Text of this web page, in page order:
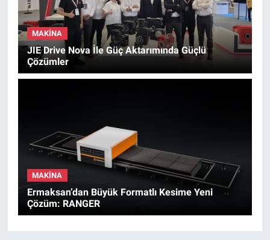
MAKINA
JIE Drive Nova İle Güç Aktarımında Güçlü
Çözümler
MAKINA
Ermaksan’dan Büyük Formatlı Kesime Yeni
Çözüm: RANGER